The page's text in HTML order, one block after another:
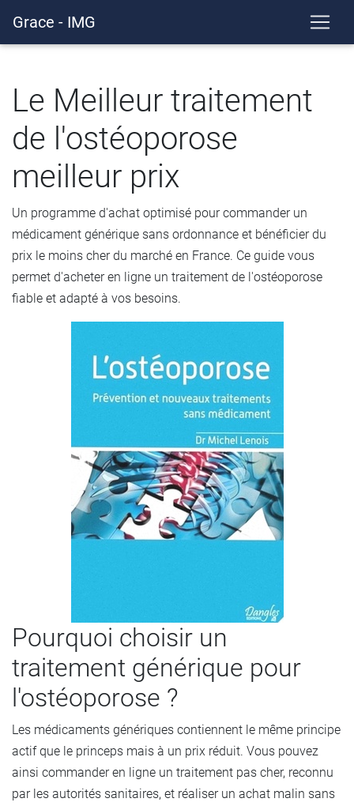
Grace - IMG
Le Meilleur traitement
de l'ostéoporose
meilleur prix
Un programme d'achat optimisé pour commander un
médicament générique sans ordonnance et bénéficier du
prix le moins cher du marché en France. Ce guide vous
permet d'acheter en ligne un traitement de l'ostéoporose
fiable et adapté à vos besoins.
Pourquoi choisir un
traitement générique pour
l'ostéoporose ?
Les médicaments génériques contiennent le même principe
actif que le princeps mais à un prix réduit. Vous pouvez
ainsi commander en ligne un traitement pas cher, reconnu
par les autorités sanitaires, et réaliser un achat malin sans